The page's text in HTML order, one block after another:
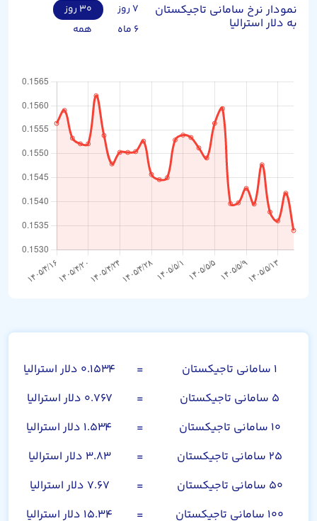
نمودار نرخ سامانی تاجیکستان
به دلار استرالیا
۷ روز
۳۰ روز
۶ ماه
همه
۱ سامانی تاجیکستان =
۰.۱۵۳۴ دلار استرالیا
۵ سامانی تاجیکستان
=
۰.۷۶۷ دلار استرالیا
۱۰ سامانی تاجیکستان
=
۱.۵۳۴ دلار استرالیا
۲۵ سامانی تاجیکستان
=
۳.۸۳ دلار استرالیا
۵۰ سامانی تاجیکستان
=
۷.۶۷ دلار استرالیا
۱۰۰ سامانی تاجیکستان
=
۱۵.۳۴ دلار استرالیا